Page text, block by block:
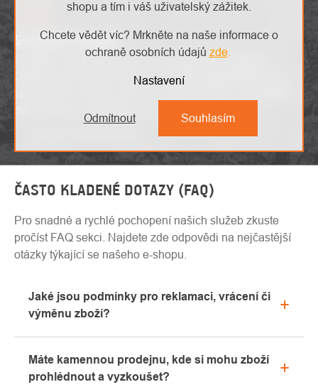
shopu a tím i váš uživatelský zážitek.
Chcete vědět víc? Mrkněte na naše informace o
ochraně osobních údajů zde.
Nastavení
Odmítnout Souhlasím
SLOVNÍK POJMŮ
Osvojte si odborné pojmy bez zbytečného zmatení!
Objevte náš slovník pojmů a získáte jasný přehled nad
ČASTO KLADENÉ DOTAZY (FAQ)
Pro snadné a rychlé pochopení našich služeb zkuste
pročíst FAQ sekci. Najdete zde odpovědi na nejčastější
otázky týkající se našeho e-shopu.
Jaké jsou podmínky pro reklamaci, vrácení či
výměnu zboží?
v sekci "Vše o nákupu" nebo nás kontaktujte
emailem či telefonicky.
Máte kamennou prodejnu, kde si mohu zboží
prohlédnout a vyzkoušet?